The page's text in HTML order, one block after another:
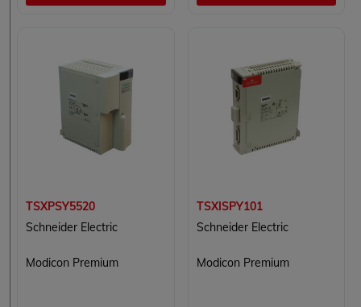
TSXPSY5520
Schneider Electric
Modicon Premium
TSXISPY101
Schneider Electric
Modicon Premium